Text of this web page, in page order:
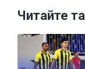
Читайте